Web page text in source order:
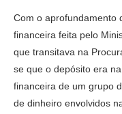
Com o aprofundamento
financeira feita pelo
que transitava na
se que o depósito era
financeira de um grupo
de dinheiro envolvidos